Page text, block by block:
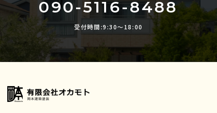
090-5116-8488
受付時間:9:30〜18:00